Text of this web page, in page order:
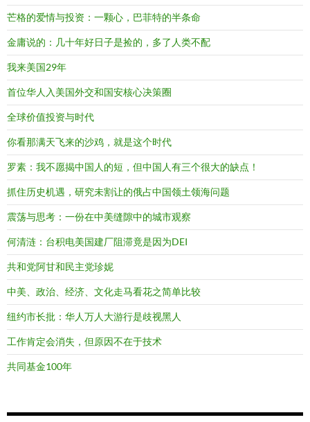
芒格的爱情与投资：一颗心，巴菲特的半条命
金庸说的：几十年好日子是捡的，多了人类不配
我来美国29年
首位华人入美国外交和国安核心决策圈
全球价值投资与时代
你看那满天飞来的沙鸡，就是这个时代
罗素：我不愿揭中国人的短，但中国人有三个很大的缺点！
抓住历史机遇，研究未割让的俄占中国领土领海问题
震荡与思考：一份在中美缝隙中的城市观察
何清涟：台积电美国建厂阻滞竟是因为DEI
共和党阿甘和民主党珍妮
中美、政治、经济、文化走马看花之简单比较
纽约市长批：华人万人大游行是歧视黑人
工作肯定会消失，但原因不在于技术
共同基金100年